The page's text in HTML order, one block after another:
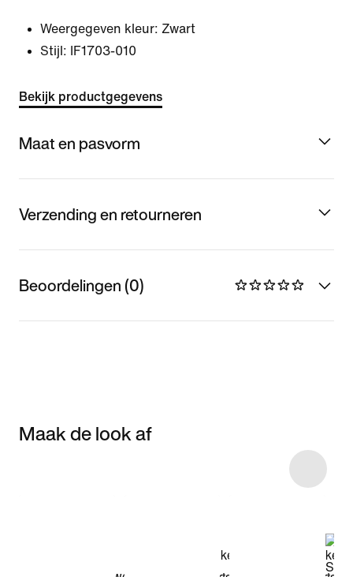
Weergegeven kleur: Zwart
Stijl:
IF1703-010
Bekijk productgegevens
Maat en pasvorm
Verzending en retourneren
Beoordelingen (0)
Maak de look af